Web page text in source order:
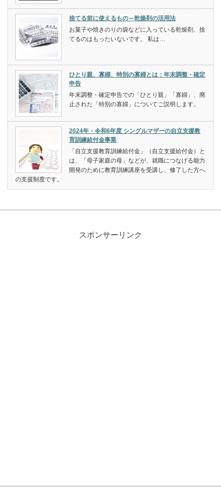
捨てる前に使えるもの～乾燥剤の活用法
お菓子や焼きのりの袋などに入っている乾燥剤、捨
てるのはもったいないです。 私は…
ひとり親、寡婦、特別の寡婦とは：年末調整・確定
申告
年末調整・確定申告での「ひとり親」「寡婦」、廃
止された「特別の寡婦」についてご説明します。
2024年・令和6年度 シングルマザーの自立支援教
育訓練給付金事業
「自立支援教育訓練給付金」（自立支援給付金）と
は、「母子家庭の母」などが、就職につなげる能力
開発のために教育訓練講座を受講し、修了した方へ
の支援制度です。
スポンサーリンク